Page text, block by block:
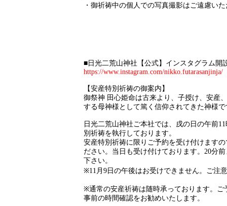
・御祈祷中の個人での写真撮影はご遠慮い
■日光二荒山神社【公式】インスタグラム開
https://www.instagram.com/nikko.futarasanjinja/
【安産特別祈祷の御案内】
御祭神 田心姫命は古来より、子授け、安産
する母神様として篤く信仰されてきた神様で
日光二荒山神社ご本社では、戌の日の午前
別祈祷を執行しております。
安産特別祈祷に限りご予約を受け付けます
ださい。当日も受け付けております。20分
下さい。
※11月9日の午後はお受けできません。ご注
※通常の安産祈祷は随時承っております。ご
事前の時間確認をお勧めいたします。